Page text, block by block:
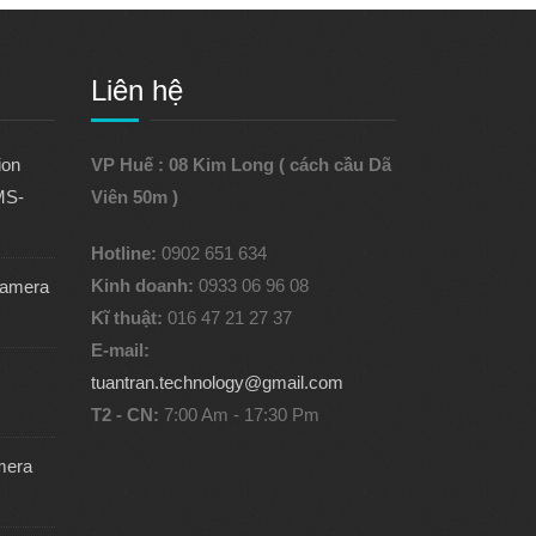
Liên hệ
VP Huế : 08 Kim Long ( cách cầu Dã
Viên 50m )
Hotline: 0902 651 634
Kinh doanh: 0933 06 96 08
Kĩ thuật: 016 47 21 27 37
E-mail:
tuantran.technology@gmail.com
T2 - CN: 7:00 Am - 17:30 Pm